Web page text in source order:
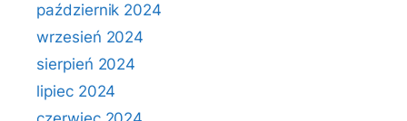
październik 2024
wrzesień 2024
sierpień 2024
lipiec 2024